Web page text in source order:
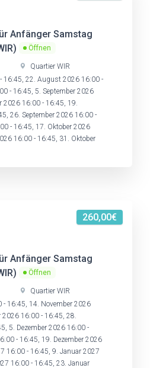
Anfänger Samstag
Öffnen
Quartier WIR
16:45, 22. August 2026 16:00 -
- 16:45, 5. September 2026
2026 16:00 - 16:45, 19.
26. September 2026 16:00 -
- 16:45, 17. Oktober 2026
16:00 - 16:45, 31. Oktober
Anfänger Samstag
Öffnen
Quartier WIR
- 16:45, 14. November 2026
2026 16:00 - 16:45, 28.
5. Dezember 2026 16:00 -
- 16:45, 19. Dezember 2026
16:00 - 16:45, 9. Januar 2027
16:00 - 16:45, 23. Januar
260,00€